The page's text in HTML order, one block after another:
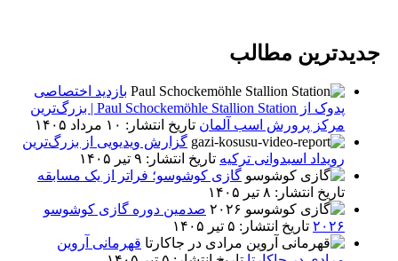
جدیدترین مطالب
بازدید اختصاصی
پدوک از Paul Schockemöhle Stallion Station | بزرگ‌ترین
مرکز پرورش اسب آلمان تاریخ انتشار: ۱۰ مرداد ۱۴۰۵
گزارش ویدیویی از بزرگ‌ترین
رویداد اسبدوانی ترکیه تاریخ انتشار: ۹ تیر ۱۴۰۵
گازی کوشوسو؛ فراتر از یک مسابقه
تاریخ انتشار: ۸ تیر ۱۴۰۵
صدمین دوره گازی کوشوسو
۲۰۲۶ تاریخ انتشار: ۵ تیر ۱۴۰۵
قهرمانی آروین